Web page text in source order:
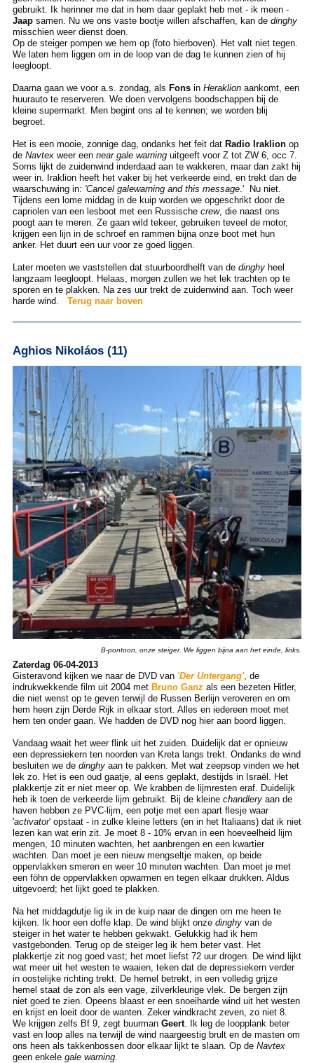
gebruikt. Ik herinner me dat in hem daar geplakt heb met - ik meen -
Jaapsamen. Nu we ons vaste bootje willen afschaffen, kan de dinghy
misschien weer dienst doen.
Op de steiger pompen we hem op (foto hierboven). Het valt niet tegen.
We laten hem liggen om in de loop van de dag te kunnen zien of hij
leegloopt.
Daarna gaan we voor a.s. zondag, als Fonsin Heraklionaankomt, een
huurauto te reserveren. We doen vervolgens boodschappen bij de
kleine supermarkt. Men begint ons al te kennen; we worden blij
begroet.
Het is een mooie, zonnige dag, ondanks het feit dat Radio Iraklionop
de Navtexweer eennear gale warninguitgeeft voor Z tot ZW 6, occ 7.
Soms lijkt de zuidenwind inderdaad aan te wakkeren, maar dan zakt hij
weer in. Iraklion heeft het vaker bij het verkeerde eind, en trekt dan de
waarschuwing in: 'Cancel galewarning and this message.' Nu niet.
Tijdens een lome middag in de kuip worden we opgeschrikt door de
capriolen van een lesboot met een Russische crew, die naast ons
poogt aan te meren. Ze gaan wild tekeer, gebruiken teveel de motor,
krijgen een lijn in de schroef en rammen bijna onze boot met hun
anker. Het duurt een uur voor ze goed liggen.
Later moeten we vaststellen dat stuurboordhelft van de dinghyheel
langzaam leegloopt. Helaas, morgen zullen we het lek trachten op te
sporen en te plakken. Na zes uur trekt de zuidenwind aan. Toch weer
harde wind. Terug naar boven
Aghios Nikoláos (11)
B-pontoon, onze steiger. We liggen bijna aan het einde, links.
Zaterdag 06-04-2013
Gisteravond kijken we naar de DVD van 'Der Untergang', de
indrukwekkende film uit 2004 met Bruno Ganz als een bezeten Hitler,
die niet wenst op te geven terwijl de Russen Berlijn veroveren en om
hem heen zijn Derde Rijk in elkaar stort. Alles en iedereen moet met
hem ten onder gaan. We hadden de DVD nog hier aan boord liggen.
Vandaag waait het weer flink uit het zuiden. Duidelijk dat er opnieuw
een depressiekern ten noorden van Kreta langs trekt. Ondanks de wind
besluiten we de dinghyaan te pakken. Met wat zeepsop vinden we het
lek zo. Het is een oud gaatje, al eens geplakt, destijds in Israël. Het
plakkertje zit er niet meer op. We krabben de lijmresten eraf. Duidelijk
heb ik toen de verkeerde lijm gebruikt. Bij de kleine chandleryaan de
haven hebben ze PVC-lijm, een potje met een apart flesje waar
'activator' opstaat - in zulke kleine letters (en in het Italiaans) dat ik niet
lezen kan wat erin zit. Je moet 8 - 10% ervan in een hoeveelheid lijm
mengen, 10 minuten wachten, het aanbrengen en een kwartier
wachten. Dan moet je een nieuw mengseltje maken, op beide
oppervlakken smeren en weer 10 minuten wachten. Dan moet je met
een föhn de oppervlakken opwarmen en tegen elkaar drukken. Aldus
uitgevoerd; het lijkt goed te plakken.
Na het middagdutje lig ik in de kuip naar de dingen om me heen te
kijken. Ik hoor een doffe klap. De wind blijkt onze dinghyvan de
steiger in het water te hebben gekwakt. Gelukkig had ik hem
vastgebonden. Terug op de steiger leg ik hem beter vast. Het
plakkertje zit nog goed vast; het moet liefst 72 uur drogen. De wind lijkt
wat meer uit het westen te waaien, teken dat de depressiekern verder
in oostelijke richting trekt. De hemel betrekt, in een volledig grijze
hemel staat de zon als een vage, zilverkleurige vlek. De bergen zijn
niet goed te zien. Opeens blaast er een snoeiharde wind uit het westen
en krijst en loeit door de wanten. Zeker windkracht zeven, zo niet 8.
We krijgen zelfs Bf 9, zegt buurman Geert. Ik leg de loopplank beter
vast en loop alles na terwijl de wind naargeestig brult en de masten om
ons heen als takkenbossen door elkaar lijkt te slaan. Op de Navtex
geen enkele gale warning.